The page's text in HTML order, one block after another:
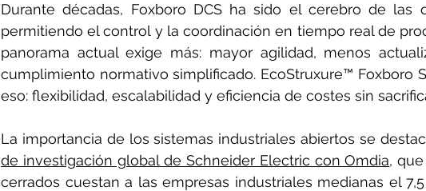
Durante décadas, Foxboro DCS ha sido el cerebro de las
permitiendo el control y la coordinación en tiempo real de
panorama actual exige más: mayor agilidad, menos
cumplimiento normativo simplificado. EcoStruxure™ Foxboro
eso: flexibilidad, escalabilidad y eficiencia de costes sin
La importancia de los sistemas industriales abiertos se
de investigación global de Schneider Electric con Omdia,
cerrados cuestan a las empresas industriales medianas el